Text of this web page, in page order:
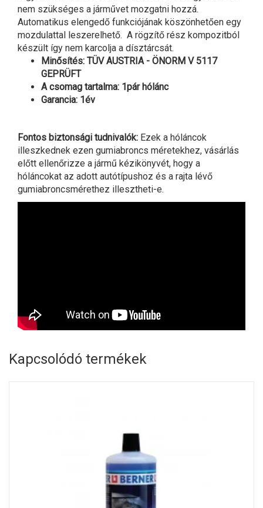
nem szükséges a járművet mozgatni hozzá.
Automatikus elengedő funkciójának köszönhetően egy
mozdulattal leszerelhető. A rögzítő rész kompozitból
készült így nem karcolja a dísztárcsát.
Minősítés: TÜV AUSTRIA - ÖNORM V 5117
GEPRÜFT
A csomag tartalma: 1pár hólánc
Garancia: 1év
Fontos biztonsági tudnivalók: Ezek a hóláncok
illeszkednek ezen gumiabroncs méretekhez, vásárlás
előtt ellenőrizze a jármű kézikönyvét, hogy a
hóláncokat az adott autótípushoz és a rajta lévő
gumiabroncsmérethez illesztheti-e.
Kapcsolódó termékek